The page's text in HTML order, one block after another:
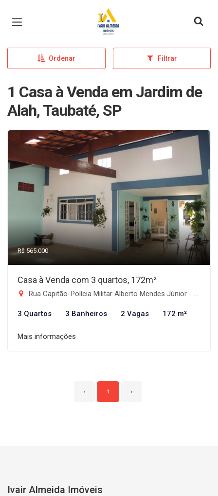
Página inicial
Ordenar Filtrar
1 Casa à Venda em Jardim de
Alah, Taubaté, SP
R$ 565.000
Casa à Venda com 3 quartos, 172m²
Rua Capitão-Polícia Militar Alberto Mendes Júnior - Jardim de Alah, Taubaté-SP
3 Quartos 3 Banheiros 2 Vagas 172 m²
Mais informações
‹ 1 ›
Ivair Almeida Imóveis